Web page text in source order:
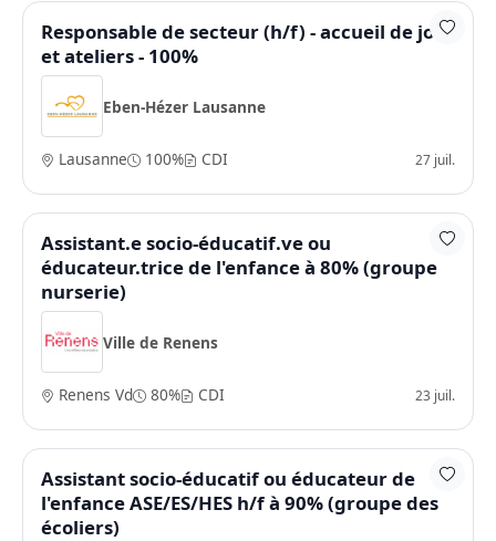
Responsable de secteur (h/f) - accueil de jour
et ateliers - 100%
Eben-Hézer Lausanne
Lausanne 100% CDI 27 juil.
Assistant.e socio-éducatif.ve ou
éducateur.trice de l'enfance à 80% (groupe
nurserie)
Ville de Renens
Renens Vd 80% CDI 23 juil.
Assistant socio-éducatif ou éducateur de
l'enfance ASE/ES/HES h/f à 90% (groupe des
écoliers)